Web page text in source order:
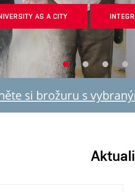
AS A CITY
si brožuru s